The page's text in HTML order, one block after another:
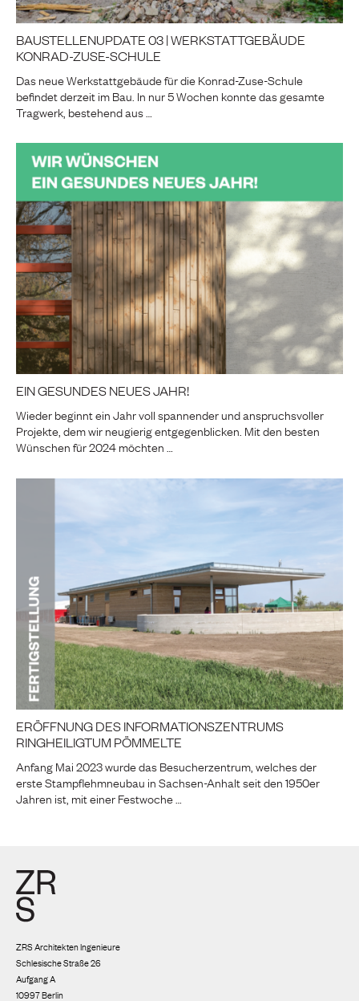
BAUSTELLENUPDATE 03 | WERKSTATTGEBÄUDE
KONRAD-ZUSE-SCHULE
Das neue Werkstattgebäude für die Konrad-Zuse-Schule
befindet derzeit im Bau. In nur 5 Wochen konnte das gesamte
Tragwerk, bestehend aus …
EIN GESUNDES NEUES JAHR!
Wieder beginnt ein Jahr voll spannender und anspruchsvoller
Projekte, dem wir neugierig entgegenblicken. Mit den besten
Wünschen für 2024 möchten …
ERÖFFNUNG DES INFORMATIONSZENTRUMS
RINGHEILIGTUM PÖMMELTE
Anfang Mai 2023 wurde das Besucherzentrum, welches der
erste Stampflehmneubau in Sachsen-Anhalt seit den 1950er
Jahren ist, mit einer Festwoche …
ZRS Architekten Ingenieure
Schlesische Straße 26
Aufgang A
10997 Berlin